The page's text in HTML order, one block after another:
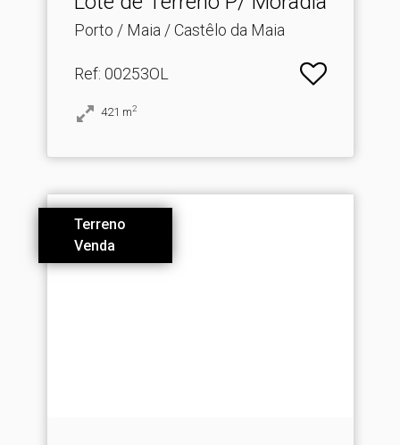
Porto / Maia / Castêlo da Maia
Ref: 00253OL
421 m2
Terreno
Venda